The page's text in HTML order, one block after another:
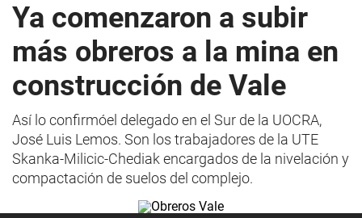
Ya comenzaron a subir
más obreros a la mina en
construcción de Vale
Así lo confirmóel delegado en el Sur de la UOCRA,
José Luis Lemos. Son los trabajadores de la UTE
Skanka-Milicic-Chediak encargados de la nivelación y
compactación de suelos del complejo.